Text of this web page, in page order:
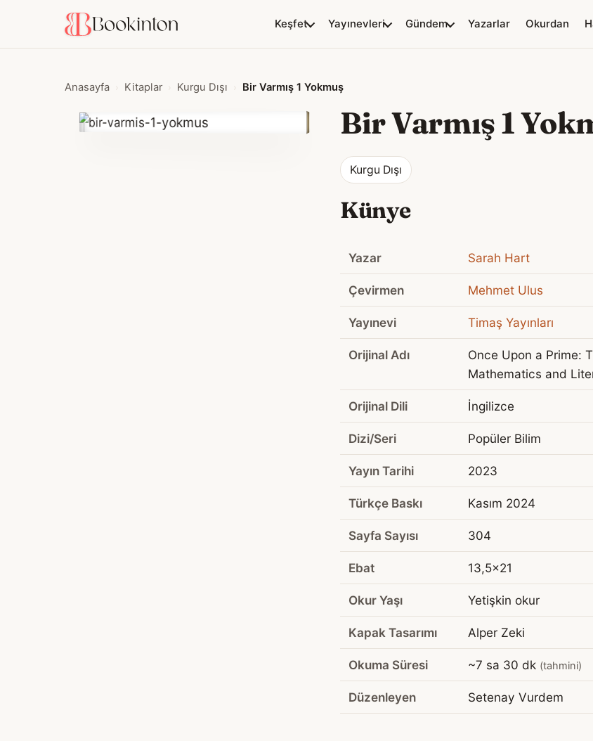
Keşfet Yayınevleri Gündem Yazarlar Okurdan
Anasayfa Kitaplar Kurgu Dışı Bir Varmış 1 Yokmuş
Bir Varmış 1
Kurgu Dışı
Künye
Yazar Sarah Hart
Çevirmen Mehmet Ulus
Yayınevi Timaş Yayınları
Orijinal Adı
Once Upon a Prime:
Mathematics and
Orijinal Dili İngilizce
Dizi/Seri Popüler Bilim
Yayın Tarihi 2023
Türkçe Baskı Kasım 2024
Sayfa Sayısı 304
Ebat 13,5x21
Okur Yaşı Yetişkin okur
Kapak Tasarımı Alper Zeki
Okuma Süresi ~7 sa 30 dk (tahmini)
Düzenleyen Setenay Vurdem